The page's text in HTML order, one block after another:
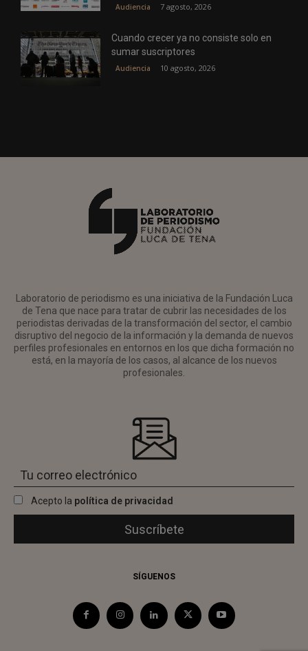
Audiencia 7 agosto, 2026
Cuando crecer ya no consiste solo en
sumar suscriptores
Audiencia 10 agosto, 2026
Laboratorio de periodismo es una iniciativa de la Fundación Luca
de Tena que nace para tratar de cubrir las necesidades de los
periodistas derivadas de la transformación del sector, el cambio
disruptivo del negocio de la información y la demanda de nuevos
perfiles profesionales en entornos en los que dicha formación no
está, en la mayoría de los casos, al alcance de los nuevos
profesionales.
Acepto la política de privacidad
SÍGUENOS